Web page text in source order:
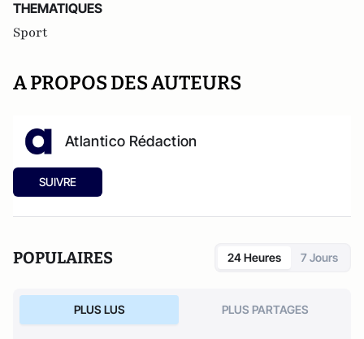
THEMATIQUES
Sport
A PROPOS DES AUTEURS
Atlantico Rédaction
SUIVRE
POPULAIRES 24 Heures 7 Jours
PLUS LUS PLUS PARTAGES